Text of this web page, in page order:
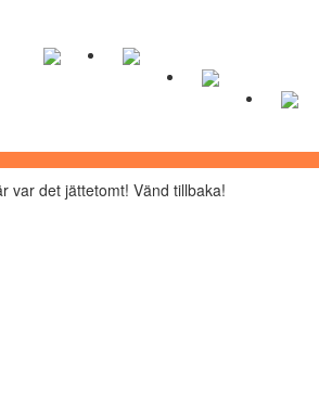
var det jättetomt! Vänd tillbaka!